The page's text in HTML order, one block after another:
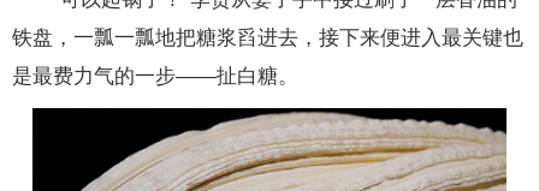
铁盘，一瓢一瓢地把糖浆舀进去，接下来便进入最关键也
是最费力气的一步——扯白糖。